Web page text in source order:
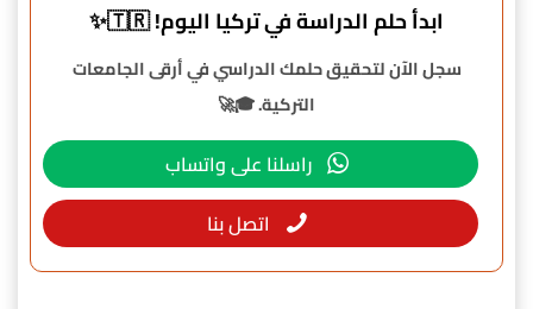
ابدأ حلم الدراسة في تركيا اليوم! 🇹🇷✨
سجل الآن لتحقيق حلمك الدراسي في أرقى الجامعات
التركية. 🎓🚀
راسلنا على واتساب
اتصل بنا